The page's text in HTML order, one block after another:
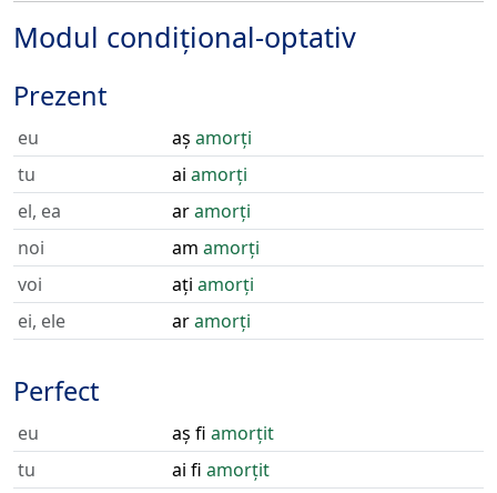
Modul condițional-optativ
Prezent
eu aș amorți
tu
ai amorți
el, ea
aramorți
noi
am amorți
voi
ați amorți
ei, ele
aramorți
Perfect
eu aș fi amorțit
tu
ai fi amorțit